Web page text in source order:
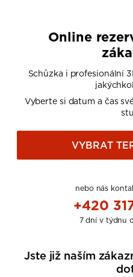
Online
Schůzka i profesionální
Vyberte si datum a čas
VYBRAT
nebo nás
+420
7 dní v týdnu
Jste již naším